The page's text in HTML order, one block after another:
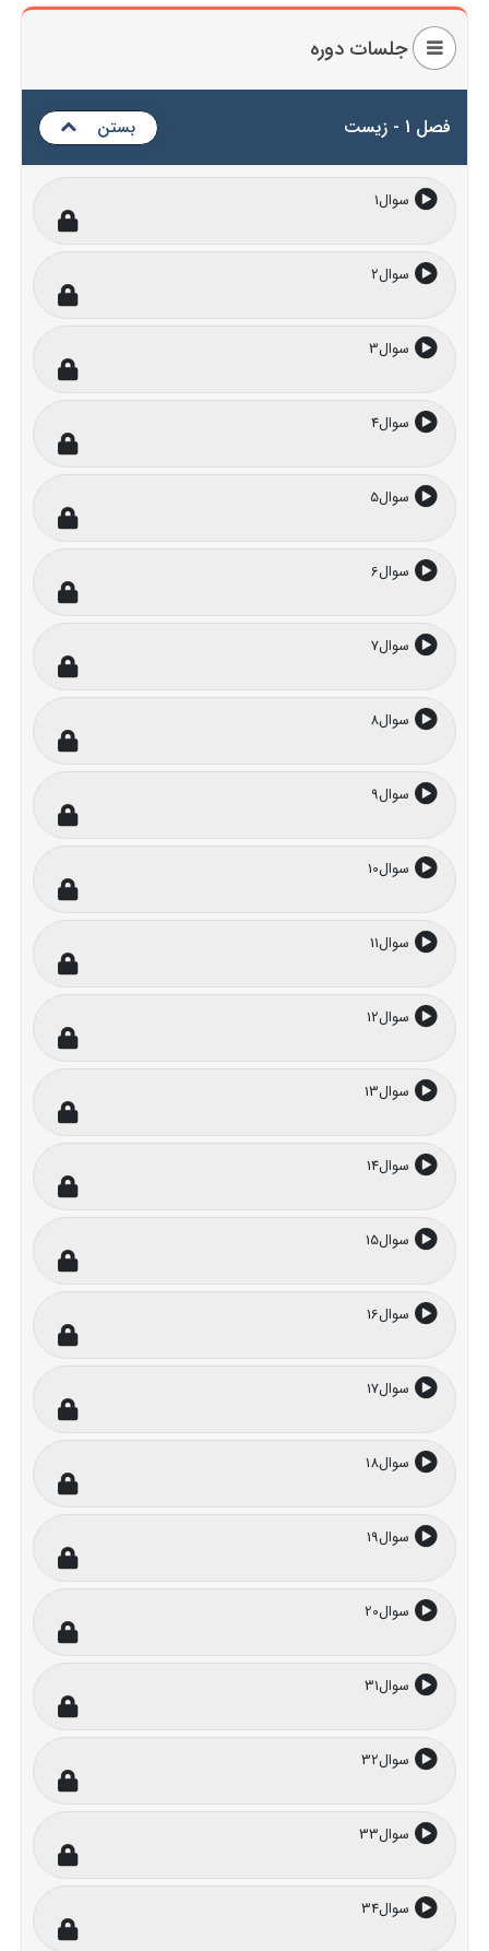
جلسات دوره
فصل 1 - زیست بستن
سوال1
سوال2
سوال3
سوال4
سوال5
سوال6
سوال7
سوال8
سوال9
سوال10
سوال11
سوال12
سوال13
سوال14
سوال15
سوال16
سوال17
سوال18
سوال19
سوال20
سوال31
سوال32
سوال33
سوال34